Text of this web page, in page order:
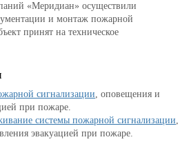
«Меридиан» осуществили
и монтаж пожарной
принят на техническое
сигнализации, оповещения и
при пожаре.
системы пожарной сигнализации,
эвакуацией при пожаре.